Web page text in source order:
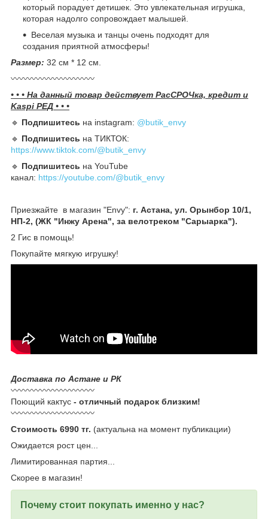
который порадует детишек. Это увлекательная игрушка,
которая надолго сопровождает малышей.
Веселая музыка и танцы очень подходят для
создания приятной атмосферы!
Размер: 32 см * 12 см.
〰️〰️〰️〰️〰️〰️〰️〰️〰️〰️
• • • На данный товар действует РасСРОЧка, кредит и
Kaspi РЕД • • •
🔹️ Подпишитесь на instagram: @butik_envy
🔹️ Подпишитесь на ТИКТОК:
https://www.tiktok.com/@butik_envy
🔹️ Подпишитесь на YouTube
канал: https://youtube.com/@butik_envy
Приезжайте в магазин "Envy": г. Астана, ул. Орынбор 10/1,
НП-2, (ЖК "Инжу Арена", за велотреком "Сарыарка").
2 Гис в помощь!
Покупайте мягкую игрушку!
Доставка по Астане и РК
〰️〰️〰️〰️〰️〰️〰️〰️〰️〰️
Поющий кактус - отличный подарок близким!
〰️〰️〰️〰️〰️〰️〰️〰️〰️〰️
Стоимость 6990 тг. (актуальна на момент публикации)
Ожидается рост цен...
Лимитированная партия...
Скорее в магазин!
Почему стоит покупать именно у нас?